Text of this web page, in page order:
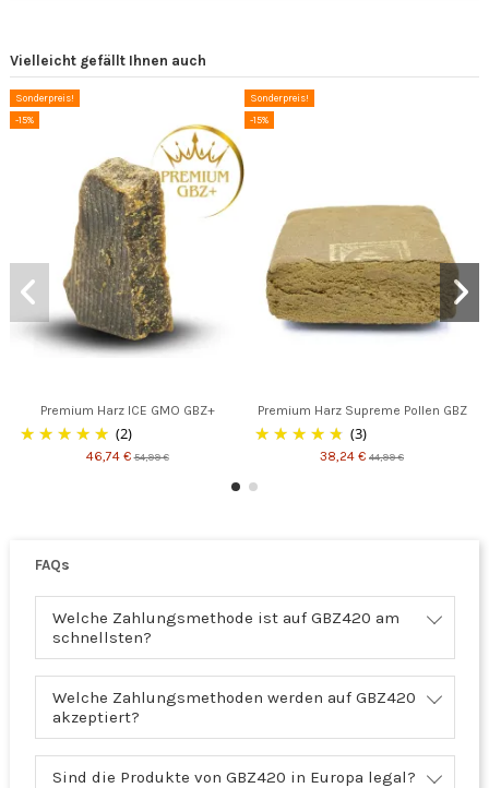
Vielleicht gefällt Ihnen auch
Sonderpreis!
-15%
Premium Harz ICE GMO GBZ+
(2)
46,74 €54,99 €
Sonderpreis!
-15%
Premium Harz Supreme Pollen GBZ
(3)
38,24 € 44,99 €
FAQs
Welche Zahlungsmethode ist auf GBZ420 am
schnellsten?
Welche Zahlungsmethoden werden auf GBZ420
akzeptiert?
Sind die Produkte von GBZ420 in Europa legal?